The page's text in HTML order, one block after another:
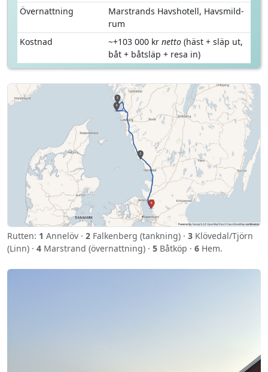
Övernattning
Marstrands Havshotell, Havsmild-
rum
Kostnad
~+103 000 kr netto (häst + släp ut,
båt + båtsläp + resa in)
Rutten: 1 Annelöv · 2 Falkenberg (tankning) · 3 Klövedal/Tjörn
(Linn) · 4 Marstrand (övernattning) · 5 Båtköp · 6 Hem.